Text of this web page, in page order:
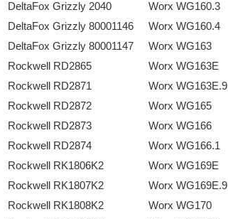
DeltaFox Grizzly 2040
Worx WG160.3
DeltaFox Grizzly 80001146
Worx WG160.4
DeltaFox Grizzly 80001147
Worx WG163
Rockwell RD2865
Worx WG163E
Rockwell RD2871
Worx WG163E.9
Rockwell RD2872
Worx WG165
Rockwell RD2873
Worx WG166
Rockwell RD2874
Worx WG166.1
Rockwell RK1806K2
Worx WG169E
Rockwell RK1807K2
Worx WG169E.9
Rockwell RK1808K2
Worx WG170